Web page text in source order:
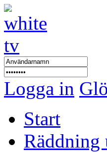
Logga in
Start
Räddning